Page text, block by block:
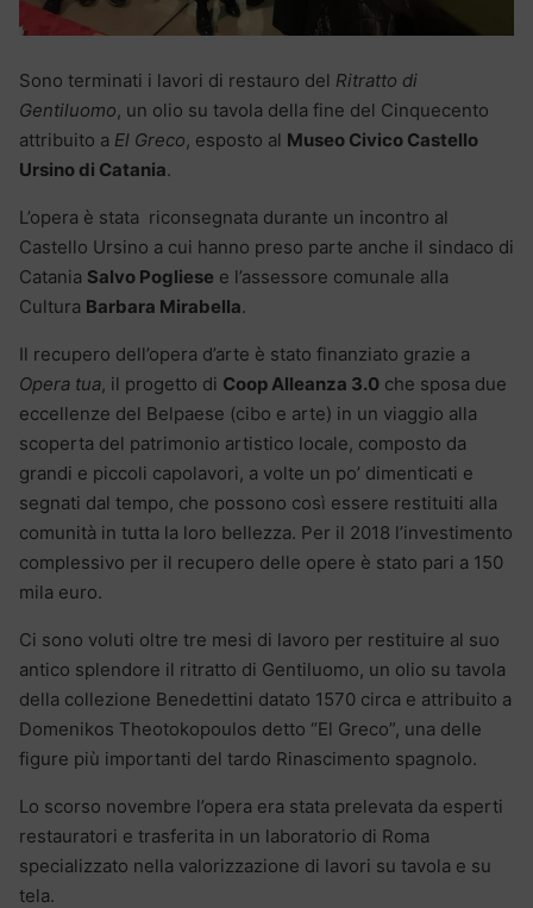
Sono terminati i lavori di restauro del Ritratto di
Gentiluomo, un olio su tavola della fine del Cinquecento
attribuito a El Greco, esposto al Museo Civico Castello
Ursino di Catania.
L’opera è stata riconsegnata durante un incontro al
Castello Ursino a cui hanno preso parte anche il sindaco di
Catania Salvo Pogliese e l’assessore comunale alla
Cultura Barbara Mirabella.
Il recupero dell’opera d’arte è stato finanziato grazie a
Opera tua, il progetto di Coop Alleanza 3.0 che sposa due
eccellenze del Belpaese (cibo e arte) in un viaggio alla
scoperta del patrimonio artistico locale, composto da
grandi e piccoli capolavori, a volte un po’ dimenticati e
segnati dal tempo, che possono così essere restituiti alla
comunità in tutta la loro bellezza. Per il 2018 l’investimento
complessivo per il recupero delle opere è stato pari a 150
mila euro.
Ci sono voluti oltre tre mesi di lavoro per restituire al suo
antico splendore il ritratto di Gentiluomo, un olio su tavola
della collezione Benedettini datato 1570 circa e attribuito a
Domenikos Theotokopoulos detto “El Greco”, una delle
figure più importanti del tardo Rinascimento spagnolo.
Lo scorso novembre l’opera era stata prelevata da esperti
restauratori e trasferita in un laboratorio di Roma
specializzato nella valorizzazione di lavori su tavola e su
tela.